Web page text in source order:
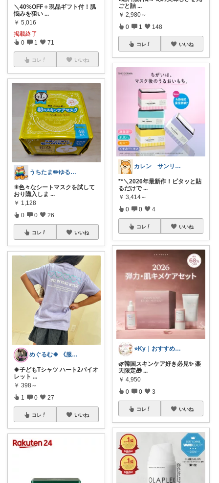
＼40%OFF＋現品ギフト付！肌
悩みを狙い ...
￥ 5,016
掲載終了
0 1 71
コレ いいね
うちたま✏️ゆるゆる生涯学習⬇️お礼💐
✳️色々なシートマスクを試して
おり購入しま ...
￥ 1,128
0 0 26
コレ いいね
めぐるむ🍀 《服と暮らし》朝コレ
🍀子どもTシャツ ハート2バイオ
レット ...
￥ 398～
1 0 27
コレ いいね
ごと詰 ...
￥ 2,980～
0 1 148
コレ いいね
カレン サンリオとディズニーが大好き
**＼2026年最新作！ピタッと貼
るだけで ...
￥ 3,414～
0 0 4
コレ いいね
⭐️Ky｜おすすめセレクト⭐️
🌿韓国スキンケア好き必見✨ 楽
天限定🎁 ...
￥ 4,950
0 0 3
コレ いいね